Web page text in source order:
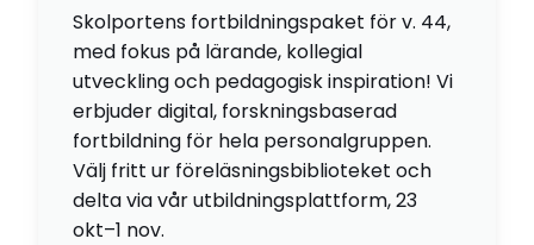
Skolportens fortbildningspaket för v. 44,
med fokus på lärande, kollegial
utveckling och pedagogisk inspiration! Vi
erbjuder digital, forskningsbaserad
fortbildning för hela personalgruppen.
Välj fritt ur föreläsningsbiblioteket och
delta via vår utbildningsplattform, 23
okt–1 nov.